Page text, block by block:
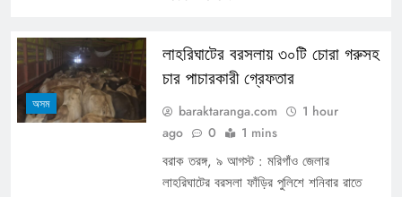
অসম
লাহরিঘাটের বরসলায় ৩০টি চোরা গরুসহ
চার পাচারকারী গ্রেফতার
baraktaranga.com
1 hour
ago
0 1 mins
বরাক তরঙ্গ, ৯ আগস্ট : মরিগাঁও জেলার
লাহরিঘাটের বরসলা ফাঁড়ির পুলিশে শনিবার রাতে